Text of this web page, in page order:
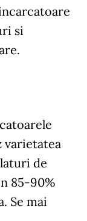
si
varietatea
de
85-90%
Se mai